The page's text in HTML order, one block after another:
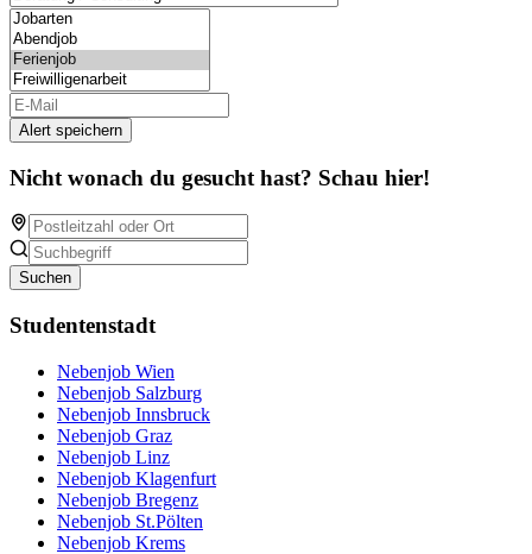
Alert speichern
Nicht wonach du gesucht hast? Schau hier!
Suchen
Studentenstadt
Nebenjob Wien
Nebenjob Salzburg
Nebenjob Innsbruck
Nebenjob Graz
Nebenjob Linz
Nebenjob Klagenfurt
Nebenjob Bregenz
Nebenjob St.Pölten
Nebenjob Krems